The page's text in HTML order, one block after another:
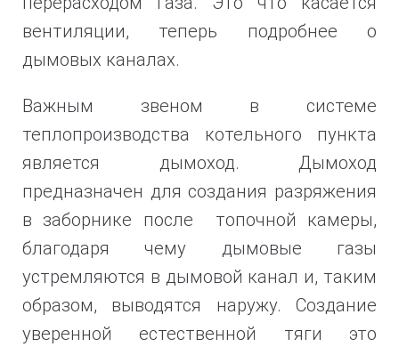
вентиляции, теперь подробнее о
дымовых каналах.
Важным звеном в системе
теплопроизводства котельного пункта
является дымоход. Дымоход
предназначен для создания разряжения
в заборнике после топочной камеры,
благодаря чему дымовые газы
устремляются в дымовой канал и, таким
образом, выводятся наружу. Создание
уверенной естественной тяги это